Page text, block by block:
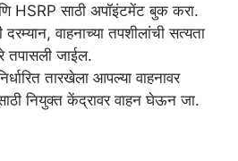
HSRP साठी अपॉइंटमेंट बुक करा.
दरम्यान, वाहनाच्या तपशीलांची सत्यता
तपासली जाईल.
तारखेला आपल्या वाहनावर
नियुक्त केंद्रावर वाहन घेऊन जा.